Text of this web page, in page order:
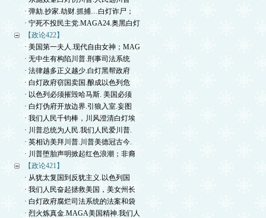
· 弹劾.抄家.劫财.抓捕…白灯诈尸；
· 宁死不投民主党.MAGA24.奥黑白灯
【政论422】
· 美国第一夫人.现代自由女神；MAG
· 无中生有构陷川普.刑事司法系统
· 法律越多正义越少.白灯黑帮政府
· 白灯政府窃国卖国.酿成以色列危
· 以色列必须摧毁哈马斯. 美国必须
· 白灯伪府开放边界.引狼入室.妄图
· 我们人民千钧棒，川风澄清白灯埃
· 川普总统为人民.我们人民爱川普.
· 英相访美拜川普.川普美德冠古今.
· 川普堕胎声明掀起红色浪潮；非裔
【政论421】
· 从犹太复国到反犹主义.以色列国
· 我们人民奋起拯救美国，美女州长
· 白灯政府腐烂司法系统的法案和袋
· 烈火炼真金.MAGA美国精神.我们人